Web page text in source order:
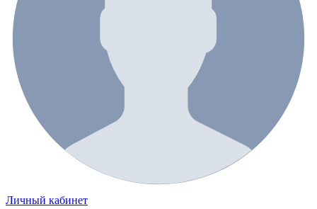
Личный кабинет